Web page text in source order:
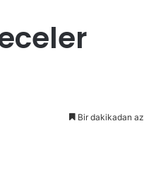
Bir dakikadan az